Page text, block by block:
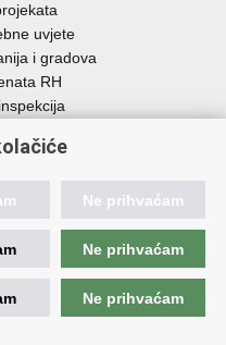
uvjete
i gradova
RH
nekretninama
učinkovitost
Ne prihvaćam
Ne prihvaćam
Ne prihvaćam